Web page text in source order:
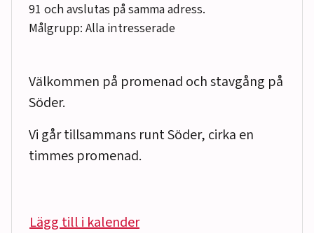
91 och avslutas på samma adress.
Målgrupp: Alla intresserade
Välkommen på promenad och stavgång på
Söder.
Vi går tillsammans runt Söder, cirka en
timmes promenad.
Lägg till i kalender